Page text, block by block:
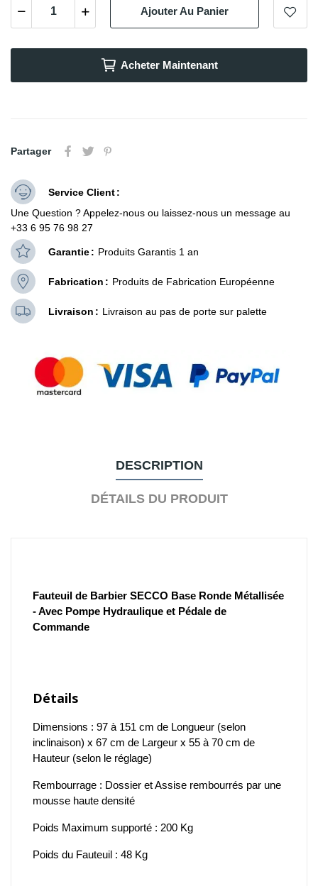
Ajouter Au Panier
Acheter Maintenant
Partager
Service Client
Une Question ? Appelez-nous ou laissez-nous un message au
+33 6 95 76 98 27
Garantie Produits Garantis 1 an
Fabrication Produits de Fabrication Européenne
Livraison Livraison au pas de porte sur palette
DESCRIPTION
DÉTAILS DU PRODUIT
Fauteuil de Barbier SECCO Base Ronde Métallisée
- Avec Pompe Hydraulique et Pédale de
Commande
Détails
Dimensions : 97 à 151 cm de Longueur (selon
inclinaison) x 67 cm de Largeur x 55 à 70 cm de
Hauteur (selon le réglage)
Rembourrage : Dossier et Assise rembourrés par une
mousse haute densité
Poids Maximum supporté : 200 Kg
Poids du Fauteuil : 48 Kg